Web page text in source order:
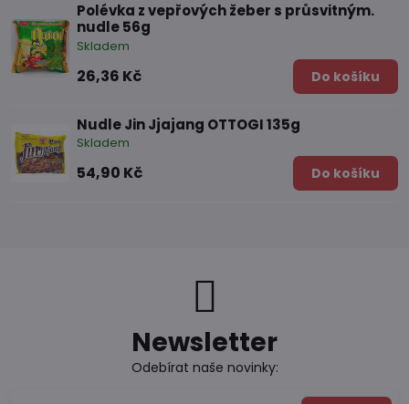
Polévka z vepřových žeber s průsvitným.
nudle 56g
Skladem
26,36 Kč Do košíku
Nudle Jin Jjajang OTTOGI 135g
Skladem
54,90 Kč Do košíku
Newsletter
Odebírat naše novinky: